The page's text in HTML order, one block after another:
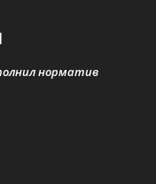
норматив